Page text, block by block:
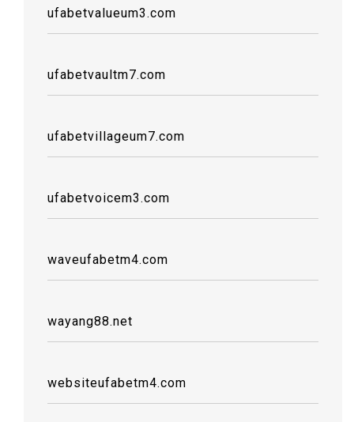
ufabetvalueum3.com
ufabetvaultm7.com
ufabetvillageum7.com
ufabetvoicem3.com
waveufabetm4.com
wayang88.net
websiteufabetm4.com